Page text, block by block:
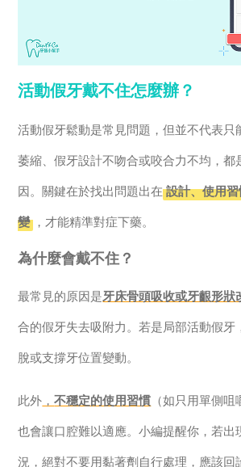
活動假牙戴不住怎麼辦？
活動假牙鬆動是常見問題，但並不代表只
萎縮、假牙設計不吻合或咬合力不均，都
因。關鍵在於找出問題出在 設計、使用
變 ，才能精準對症下藥。
為什麼會戴不住？
最常見的原因是牙床骨頭吸收或牙齦形狀
合的假牙失去吸附力。若是局部活動假牙
脫或支撐牙位置變動。
此外 ，不穩定的使用習慣 （如只用單側咀
也會讓口腔難以適應。小編提醒你，若出
況，絕對不要用黏著劑自行處理，應該回